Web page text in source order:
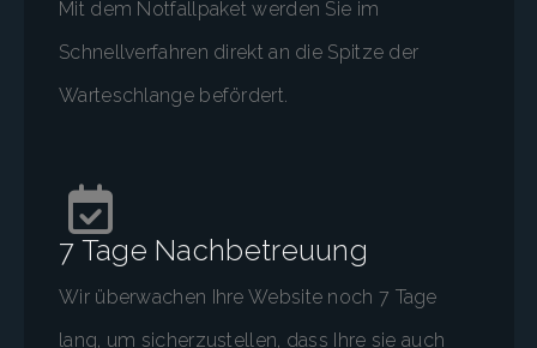
Mit dem Notfallpaket werden Sie im
Schnellverfahren direkt an die Spitze der
Warteschlange befördert.
7 Tage Nachbetreuung
Wir überwachen Ihre Website noch 7 Tage
lang, um sicherzustellen, dass Ihre sie auch